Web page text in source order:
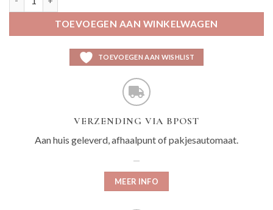
TOEVOEGEN AAN WINKELWAGEN
TOEVOEGEN AAN WISHLIST
VERZENDING VIA BPOST
Aan huis geleverd, afhaalpunt of pakjesautomaat.
MEER INFO